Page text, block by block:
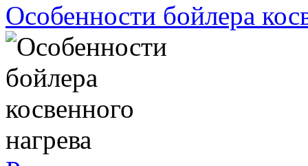
Особенности бойлера